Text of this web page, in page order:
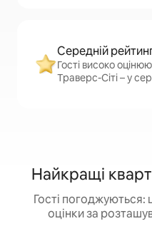
Середній
Гості високо
Траверс-Сіті – у
Найкращі
Гості погоджуються:
оцінки за